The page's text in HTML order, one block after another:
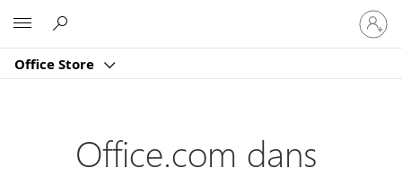
Office Store
vous
à
compte
Office.com dans